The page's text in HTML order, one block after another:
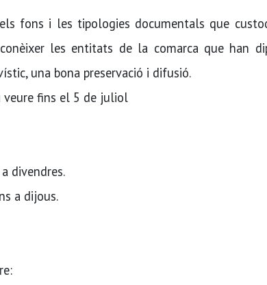
els fons i les tipologies documentals que
les entitats de la comarca que han
una bona preservació i difusió.
veure fins el 5 de juliol
divendres.
a dijous.